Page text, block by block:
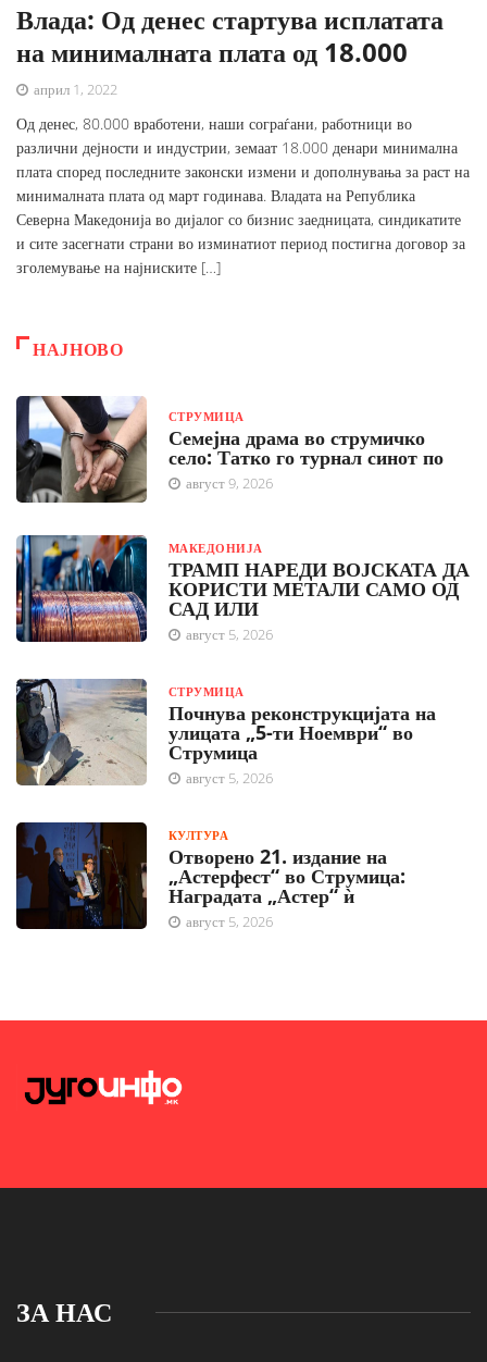
Влада: Од денес стартува исплатата
на минималната плата од 18.000
април 1, 2022
Од денес, 80.000 вработени, наши сограѓани, работници во
различни дејности и индустрии, земаат 18.000 денари минимална
плата според последните законски измени и дополнувања за раст на
минималната плата од март годинава. Владата на Република
Северна Македонија во дијалог со бизнис заедницата, синдикатите
и сите засегнати страни во изминатиот период постигна договор за
зголемување на најниските […]
НАЈНОВО
СТРУМИЦА
Семејна драма во струмичко
село: Татко го турнал синот по
август 9, 2026
МАКЕДОНИЈА
ТРАМП НАРЕДИ ВОЈСКАТА ДА
КОРИСТИ МЕТАЛИ САМО ОД
САД ИЛИ
август 5, 2026
СТРУМИЦА
Почнува реконструкцијата на
улицата „5-ти Ноември“ во
Струмица
август 5, 2026
КУЛТУРА
Отворено 21. издание на
„Астерфест“ во Струмица:
Наградата „Астер“ ѝ
август 5, 2026
ЗА НАС